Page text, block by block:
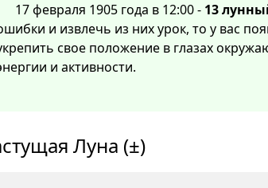
17 февраля 1905 года в 12:00 - 13
и извлечь из них урок, то у вас
свое положение в глазах
и активности.
Луна (±)